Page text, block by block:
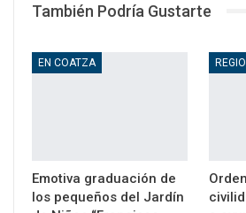
También Podría Gustarte
EN COATZA
Emotiva graduación de
los pequeños del Jardín